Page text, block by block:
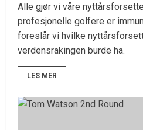
Alle gjør vi våre
profesjonelle golfere er
foreslår vi hvilke
verdensrakingen burde ha.
LES MER